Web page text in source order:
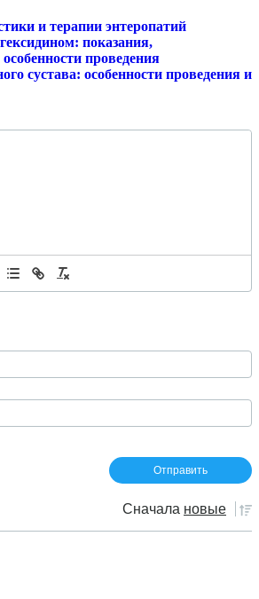
и терапии энтеропатий
показания,
проведения
сустава: особенности проведения и
Сначала новые